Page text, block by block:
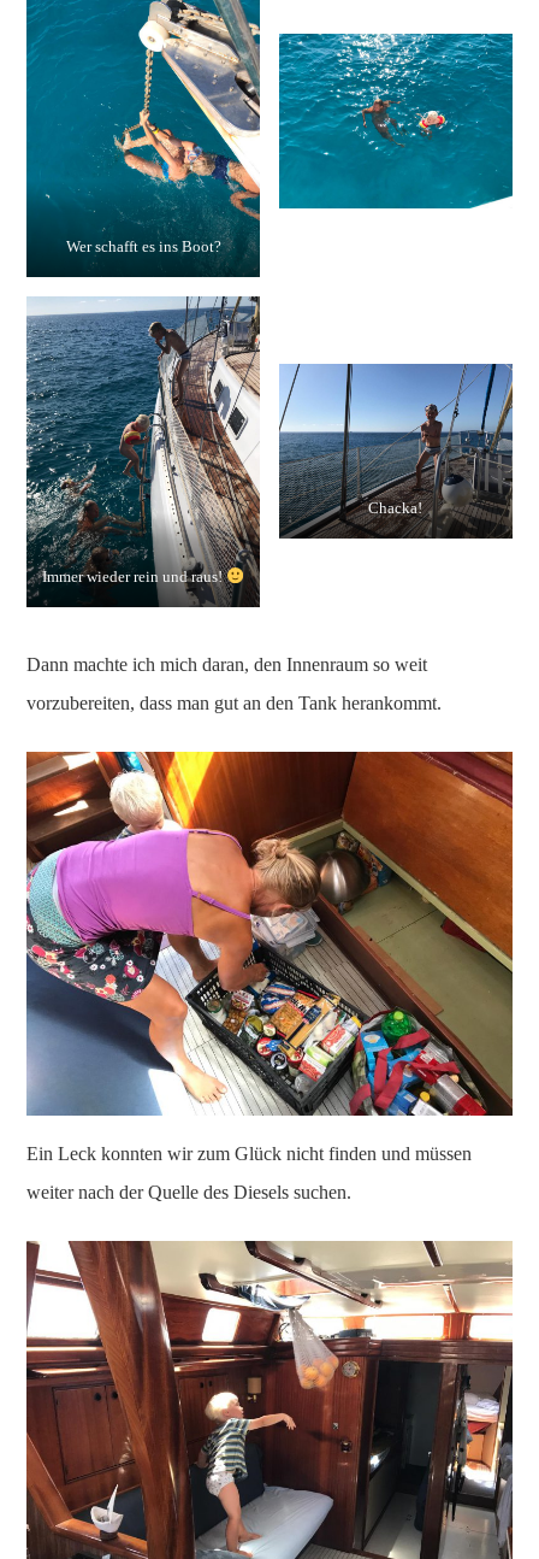
Wer schafft es ins Boot?
Immer wieder rein und raus!
Chacka!
Dann machte ich mich daran, den Innenraum so weit
vorzubereiten, dass man gut an den Tank herankommt.
Ein Leck konnten wir zum Glück nicht finden und müssen
weiter nach der Quelle des Diesels suchen.